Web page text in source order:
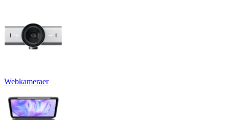
Webkameraer